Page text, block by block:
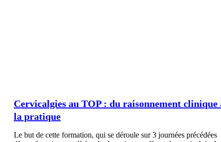
Cervicalgies au TOP : du raisonnement clinique
la pratique
Le but de cette formation, qui se déroule sur 3 journées précédées